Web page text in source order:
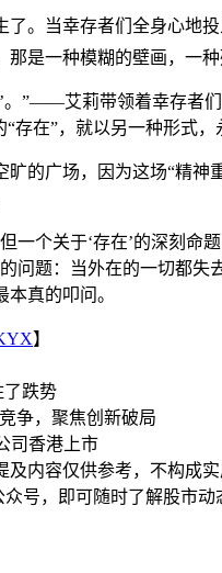
。当幸存者们全身心地
是一种模糊的壁画，一
’。”——艾莉带领着幸存
存在”，就以另一种形式，
的广场，因为这场“精
一个关于‘存在’的深刻
问题：当外在的一切都
真的叩问。
】
跌势
争，聚焦创新破局
司香港上市
内容仅供参考，不构成
号，即可随时了解股市动